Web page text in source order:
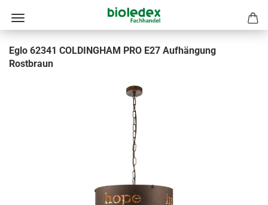
Eglo 62341 COLDINGHAM PRO E27 Aufhängung
Rostbraun